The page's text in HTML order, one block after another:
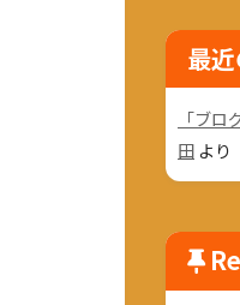
最
「ブ
田 より